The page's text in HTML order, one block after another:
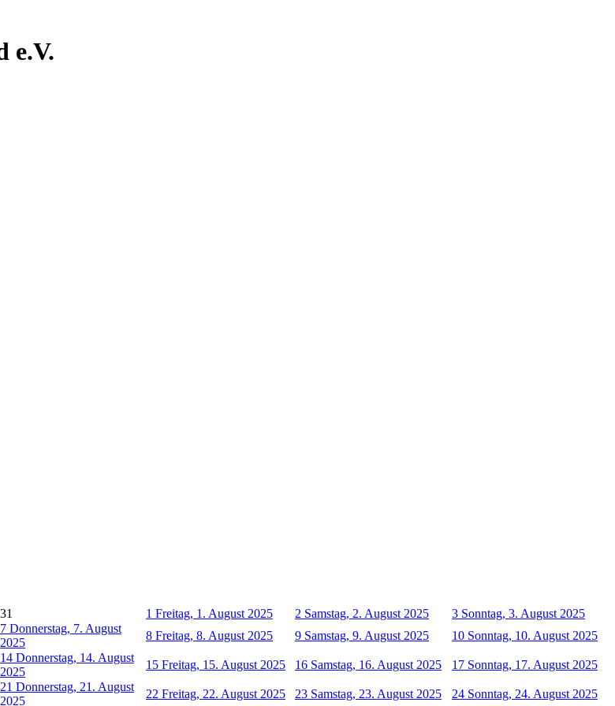
e.V.
31 1 Freitag, 1. August 2025 2 Samstag, 2. August 2025 3 Sonntag, 3. August 2025
7 Donnerstag, 7. August
2025
8 Freitag, 8. August 2025 9 Samstag, 9. August 2025 10 Sonntag, 10. August 2025
14 Donnerstag, 14. August
2025
15 Freitag, 15. August 2025 16 Samstag, 16. August 2025 17 Sonntag, 17. August 2025
21 Donnerstag, 21. August
2025
22 Freitag, 22. August 2025 23 Samstag, 23. August 2025 24 Sonntag, 24. August 2025